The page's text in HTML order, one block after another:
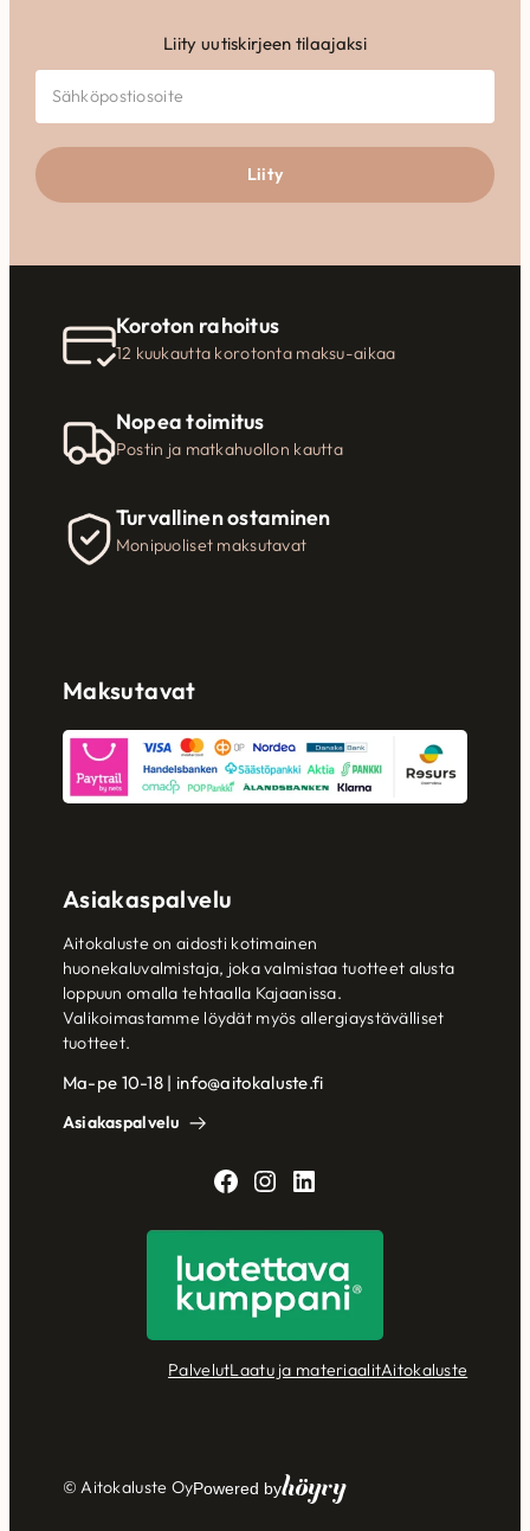
Liity uutiskirjeen tilaajaksi
Liity
Koroton rahoitus
12 kuukautta korotonta maksu-aikaa
Nopea toimitus
Postin ja matkahuollon kautta
Turvallinen ostaminen
Monipuoliset maksutavat
Maksutavat
Asiakaspalvelu
Aitokaluste on aidosti kotimainen
huonekaluvalmistaja, joka valmistaa tuotteet alusta
loppuun omalla tehtaalla Kajaanissa.
Valikoimastamme löydät myös allergiaystävälliset
tuotteet.
Ma-pe 10-18 | info@aitokaluste.fi
Asiakaspalvelu
Facebook
Instagram
LinkedIn
PalvelutLaatu ja materiaalitAitokaluste
© Aitokaluste OyPowered byHöyry